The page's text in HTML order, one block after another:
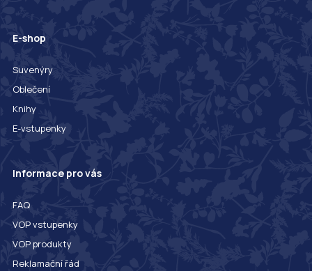
E-shop
Suvenýry
Oblečení
Knihy
E-vstupenky
Informace pro vás
FAQ
VOP vstupenky
VOP produkty
Reklamační řád